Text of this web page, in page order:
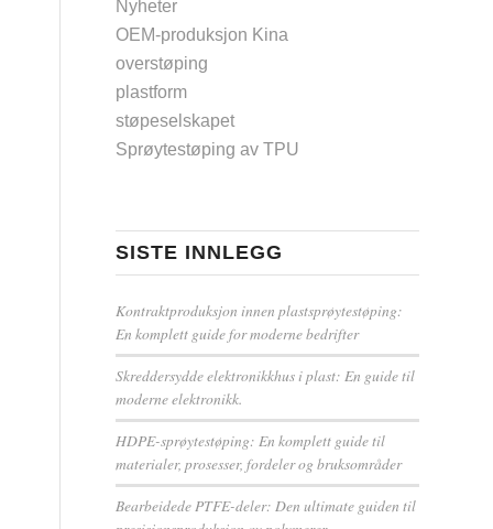
Nyheter
OEM-produksjon Kina
overstøping
plastform
støpeselskapet
Sprøytestøping av TPU
SISTE INNLEGG
Kontraktproduksjon innen plastsprøytestøping:
En komplett guide for moderne bedrifter
Skreddersydde elektronikkhus i plast: En guide til
moderne elektronikk.
HDPE-sprøytestøping: En komplett guide til
materialer, prosesser, fordeler og bruksområder
Bearbeidede PTFE-deler: Den ultimate guiden til